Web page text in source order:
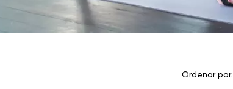
Ordenar por: